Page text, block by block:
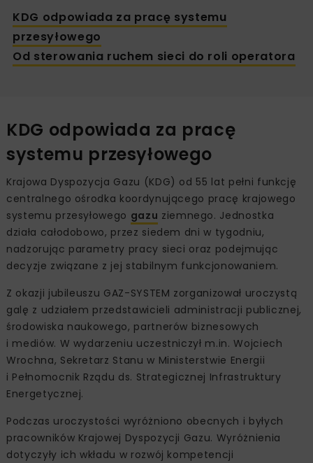
KDG odpowiada za pracę systemu
przesyłowego
Od sterowania ruchem sieci do roli operatora
KDG odpowiada za pracę
systemu przesyłowego
Krajowa Dyspozycja Gazu (KDG) od 55 lat pełni funkcję
centralnego ośrodka koordynującego pracę krajowego
systemu przesyłowego gazu ziemnego. Jednostka
działa całodobowo, przez siedem dni w tygodniu,
nadzorując parametry pracy sieci oraz podejmując
decyzje związane z jej stabilnym funkcjonowaniem.
Z okazji jubileuszu GAZ-SYSTEM zorganizował uroczystą
galę z udziałem przedstawicieli administracji publicznej,
środowiska naukowego, partnerów biznesowych
i mediów. W wydarzeniu uczestniczył m.in. Wojciech
Wrochna, Sekretarz Stanu w Ministerstwie Energii
i Pełnomocnik Rządu ds. Strategicznej Infrastruktury
Energetycznej.
Podczas uroczystości wyróżniono obecnych i byłych
pracowników Krajowej Dyspozycji Gazu. Wyróżnienia
dotyczyły ich wkładu w rozwój kompetencji